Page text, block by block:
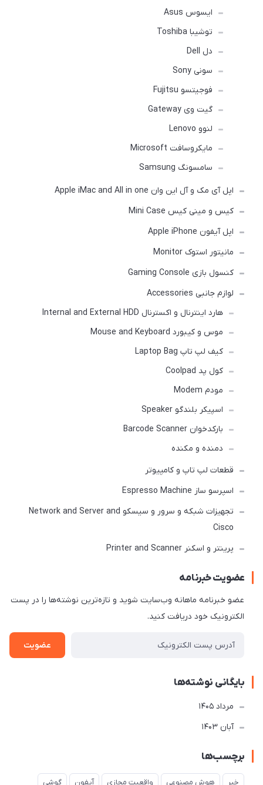
ایسوس Asus
توشیبا Toshiba
دل Dell
سونی Sony
فوجیتسو Fujitsu
گیت وی Gateway
لنوو Lenovo
مایکروسافت Microsoft
سامسونگ Samsung
اپل آی مک و آل این وان Apple iMac and All in one
کیس و مینی کیس Mini Case
اپل آیفون Apple iPhone
مانیتور استوک Monitor
کنسول بازی Gaming Console
لوازم جانبی Accessories
هارد اینترنال و اکسترنال Internal and External HDD
موس و کیبورد Mouse and Keyboard
کیف لپ تاپ Laptop Bag
کول پد Coolpad
مودم Modem
اسپیکر بلندگو Speaker
بارکدخوان Barcode Scanner
دمنده و مکنده
قطعات لپ تاپ و کامپیوتر
اسپرسو ساز Espresso Machine
تجهیزات شبکه و سرور و سیسکو Network and Server and
Cisco
پرینتر و اسکنر Printer and Scanner
عضویت خبرنامه
عضو خبرنامه ماهانه وب‌سایت شوید و تازه‌ترین نوشته‌ها را در پست
الکترونیک خود دریافت کنید.
عضویت
بایگانی نوشته‌ها
مرداد 1405
آبان 1403
برچسب‌ها
خبر هوش مصنوعی واقعیت مجازی آیفون گوشی